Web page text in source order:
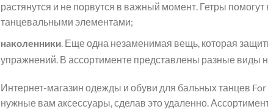
растянутся и не порвутся в важный момент. Гетры
танцевальными элементами;
наколенники. Еще одна незаменимая вещь, которая
упражнений. В ассортименте представлены разные виды
Интернет-магазин одежды и обуви для бальных танцев For
нужные вам аксессуары, сделав это удаленно.